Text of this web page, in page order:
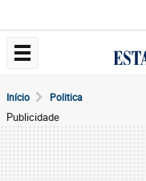
Início Politica
Publicidade